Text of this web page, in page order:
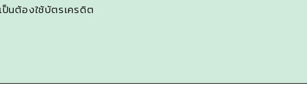
ป็นต้องใช้บัตรเครดิต